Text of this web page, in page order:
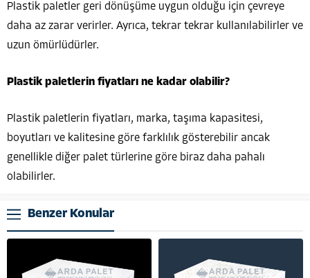
Plastik paletler geri dönüşüme uygun olduğu için çevreye
daha az zarar verirler. Ayrıca, tekrar tekrar kullanılabilirler ve
uzun ömürlüdürler.
Plastik paletlerin fiyatları ne kadar olabilir?
Plastik paletlerin fiyatları, marka, taşıma kapasitesi,
boyutları ve kalitesine göre farklılık gösterebilir ancak
genellikle diğer palet türlerine göre biraz daha pahalı
olabilirler.
Benzer Konular